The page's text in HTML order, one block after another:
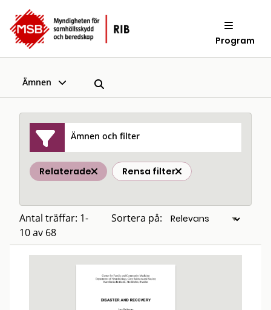
Program
Ämnen
Ämnen och filter
Relaterade Rensa filter
Antal träffar: 1-
10 av 68
Sortera på: